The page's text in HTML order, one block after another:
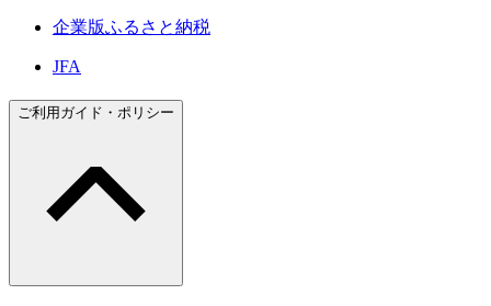
企業版ふるさと納税
JFA
ご利用ガイド・ポリシー